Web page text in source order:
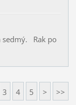
sedmý. Rak po
3 4 5 > >>